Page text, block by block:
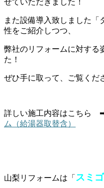
また設備導入致しました「
性をご紹介しつつ、
弊社のリフォームに対する
た！
ぜひ手に取って、ご覧くだ
詳しい施工内容はこちら
ム（給湯器取替含）
山梨リフォームは「 スミ